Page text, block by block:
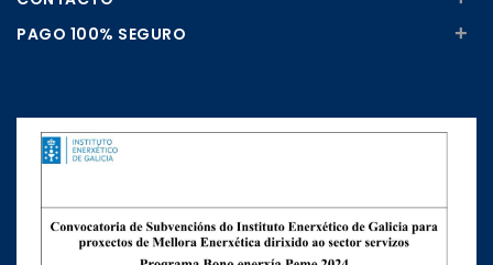
PAGO 100% SEGURO +